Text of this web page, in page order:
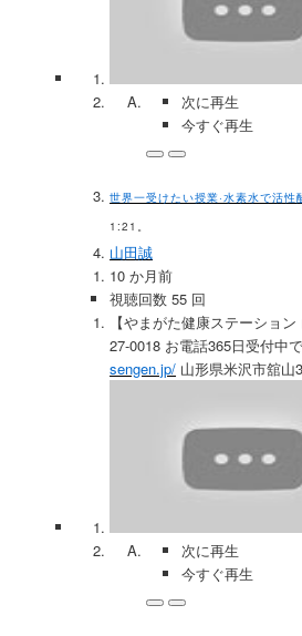
次に再生
今すぐ再生
世界一受けたい授業·水素水で活性
1:21。
山田誠
10 か月前
視聴回数 55 回
【やまがた健康ステーショ
27-0018 お電話365日受付中
sengen.jp/ 山形県米沢市舘
次に再生
今すぐ再生